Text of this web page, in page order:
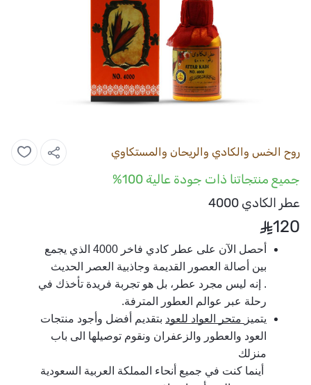
روح الخس والكادي والريحان والمستكاوي
جميع منتجاتنا ذات جودة عالية 100%
عطر الكادي 4000
120
بين أصالة العصور القديمة وجاذبية العصر الحديث
رحلة عبر عوالم العطور المترفة.
يتميز متجر العواد للعود
منزلك